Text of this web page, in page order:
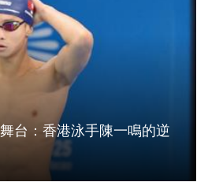
台：香港泳手陳一鳴的逆